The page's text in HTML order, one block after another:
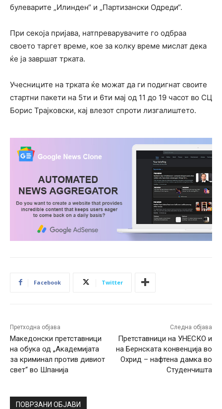
булеварите „Илинден“ и „Партизански Одреди“.
При секоја пријава, натпреварувачите го одбраа
своето таргет време, кое за колку време мислат дека
ќе ја завршат трката.
Учесниците на трката ќе можат да ги подигнат своите
стартни пакети на 5ти и 6ти мај од 11 до 19 часот во СЦ
Борис Трајковски, кај влезот спроти лизгалиштето.
Facebook Twitter
Претходна објава
Македонски претставници
на обука од „Академијата
за криминал против дивиот
свет“ во Шпанија
Следна објава
Претставници на УНЕСКО и
на Бернската конвенција во
Охрид – нафтена дамка во
Студенчишта
ПОВРЗАНИ ОБЈАВИ